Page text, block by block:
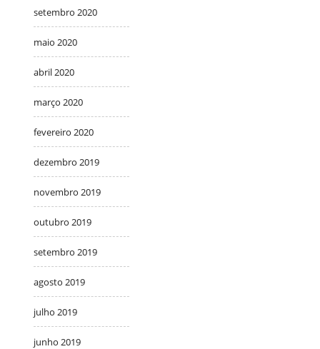
setembro 2020
maio 2020
abril 2020
março 2020
fevereiro 2020
dezembro 2019
novembro 2019
outubro 2019
setembro 2019
agosto 2019
julho 2019
junho 2019